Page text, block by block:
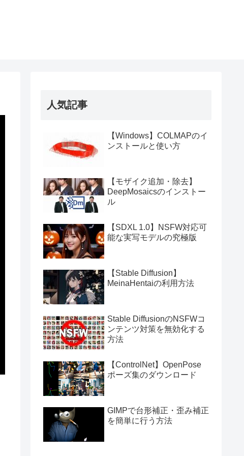
人気記事
【Windows】COLMAPのイ
ンストールと使い方
【モザイク追加・除去】
DeepMosaicsのインストー
ル
【SDXL 1.0】NSFW対応可
能な実写モデルの究極版
【Stable Diffusion】
MeinaHentaiの利用方法
Stable DiffusionのNSFWコ
ンテンツ対策を無効化する
方法
【ControlNet】OpenPose
ポーズ集のダウンロード
GIMPで台形補正・歪み補正
を簡単に行う方法